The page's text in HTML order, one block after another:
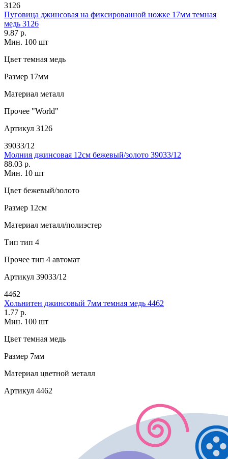
3126
Пуговица джинсовая на фиксированной ножке 17мм темная
медь 3126
9.87 р.
Мин. 100 шт
Цвет темная медь
Размер 17мм
Материал металл
Прочее "World"
Артикул 3126
39033/12
Молния джинсовая 12см бежевый/золото 39033/12
88.03 р.
Мин. 10 шт
Цвет бежевый/золото
Размер 12см
Материал металл/полиэстер
Тип тип 4
Прочее тип 4 автомат
Артикул 39033/12
4462
Хольнитен джинсовый 7мм темная медь 4462
1.77 р.
Мин. 100 шт
Цвет темная медь
Размер 7мм
Материал цветной металл
Артикул 4462